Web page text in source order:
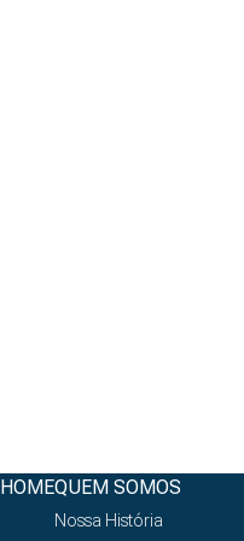
HOMEQUEM SOMOS
Nossa História